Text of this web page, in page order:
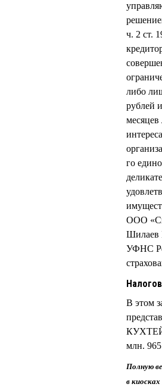
ч. 2 ст.
либо
рублей
го
ООО
Шилаев
УФНС
В этом
КУХТЕЙ.
млн.
Полную
в